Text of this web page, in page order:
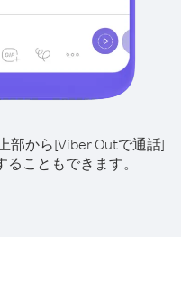
部から[Viber Outで通話]
こともできます。